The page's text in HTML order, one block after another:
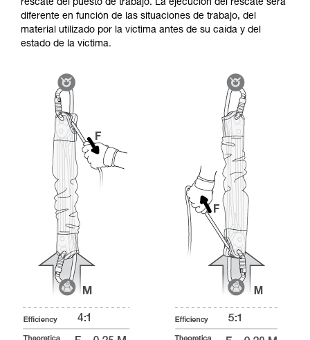
rescate del puesto de trabajo. La ejecución del rescate será
diferente en función de las situaciones de trabajo, del
material utilizado por la víctima antes de su caída y del
estado de la víctima.